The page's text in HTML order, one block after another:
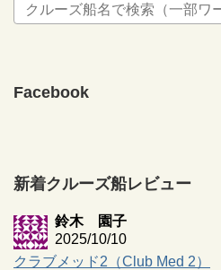
Facebook
新着クルーズ船レビュー
鈴木 園子
2025/10/10
クラブメッド2（Club Med 2）